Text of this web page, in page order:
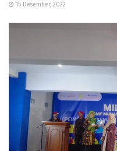
15 Desember, 2022